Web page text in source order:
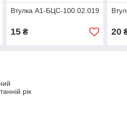
Втулка А1-БЦС-100.02.019
15₴ 20
рік